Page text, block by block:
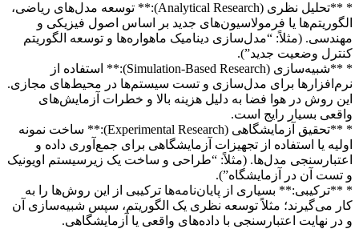
* **تحلیل نظری (Analytical Research):** توسعه مدل‌های ریاضی،
الگوریتم‌ها یا فرمولاسیون‌های جدید بر اساس اصول فیزیکی و
مهندسی. (مثلاً: “مدل‌سازی دینامیک ماهواره‌ها و توسعه الگوریتم
کنترل وضعیت جدید”).
* **شبیه‌سازی (Simulation-Based Research):** استفاده از
نرم‌افزارها برای مدل‌سازی و تست سیستم‌ها در محیط‌های مجازی.
این روش در هوا فضا به دلیل هزینه بالا و خطرات آزمایش‌های
واقعی بسیار رایج است.
* **تحقیق آزمایشگاهی (Experimental Research):** ساخت نمونه
اولیه یا استفاده از تجهیزات آزمایشگاهی برای جمع‌آوری داده و
اعتبارسنجی مدل‌ها. (مثلاً: “طراحی و ساخت یک زیرسیستم اویونیک
و تست آن در آزمایشگاه”).
* **ترکیبی:** بسیاری از پایان‌نامه‌ها ترکیبی از این روش‌ها را به
کار می‌گیرند؛ مثلاً توسعه نظری یک الگوریتم، سپس شبیه‌سازی آن
و در نهایت اعتبارسنجی با داده‌های واقعی یا آزمایشگاهی.